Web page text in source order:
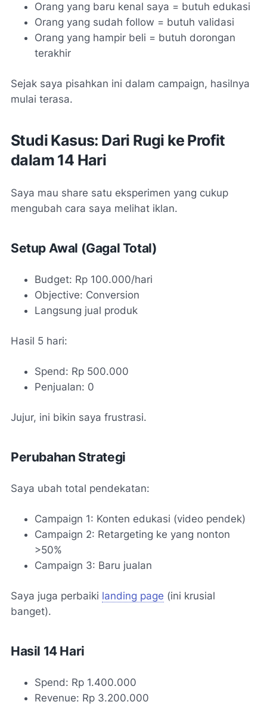
Orang yang baru kenal saya = butuh edukasi
Orang yang sudah follow = butuh validasi
Orang yang hampir beli = butuh dorongan
terakhir
Sejak saya pisahkan ini dalam campaign, hasilnya
mulai terasa.
Studi Kasus: Dari Rugi ke Profit
dalam 14 Hari
Saya mau share satu eksperimen yang cukup
mengubah cara saya melihat iklan.
Setup Awal (Gagal Total)
Budget: Rp 100.000/hari
Objective: Conversion
Langsung jual produk
Hasil 5 hari:
Spend: Rp 500.000
Penjualan: 0
Jujur, ini bikin saya frustrasi.
Perubahan Strategi
Saya ubah total pendekatan:
Campaign 1: Konten edukasi (video pendek)
Campaign 2: Retargeting ke yang nonton
>50%
Campaign 3: Baru jualan
Saya juga perbaiki landing page (ini krusial
banget).
Hasil 14 Hari
Spend: Rp 1.400.000
Revenue: Rp 3.200.000